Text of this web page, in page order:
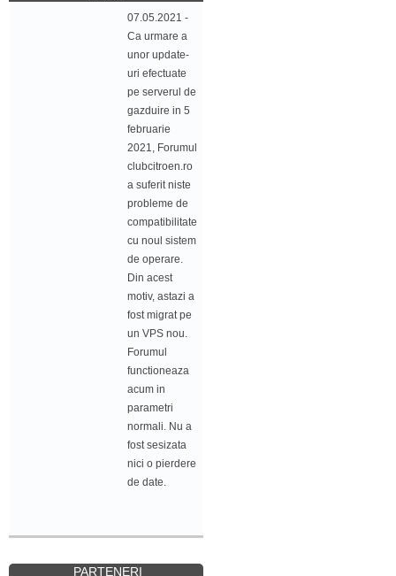
07.05.2021 -
Ca urmare a
unor update-
uri efectuate
pe serverul de
gazduire in 5
februarie
2021, Forumul
clubcitroen.ro
a suferit niste
probleme de
compatibilitate
cu noul sistem
de operare.
Din acest
motiv, astazi a
fost migrat pe
un VPS nou.
Forumul
functioneaza
acum in
parametri
normali. Nu a
fost sesizata
nici o pierdere
de date.
PARTENERI